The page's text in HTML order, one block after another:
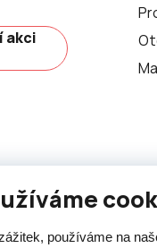
používáme na
akci